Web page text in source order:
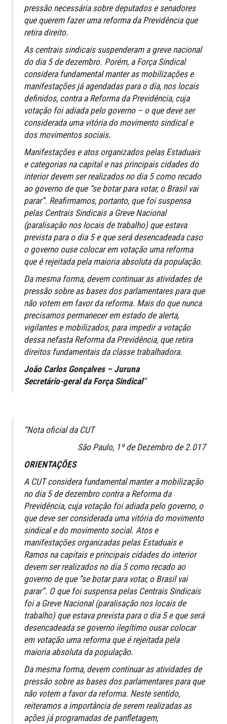
pressão necessária sobre deputados e senadores
que querem fazer uma reforma da Previdência que
retira direito.
As centrais sindicais suspenderam a greve nacional
do dia 5 de dezembro. Porém, a Força Sindical
considera fundamental manter as mobilizações e
manifestações já agendadas para o dia, nos locais
definidos, contra a Reforma da Previdência, cuja
votação foi adiada pelo governo – o que deve ser
considerada uma vitória do movimento sindical e
dos movimentos sociais.
Manifestações e atos organizados pelas Estaduais
e categorias na capital e nas principais cidades do
interior devem ser realizados no dia 5 como recado
ao governo de que “se botar para votar, o Brasil vai
parar”. Reafirmamos, portanto, que foi suspensa
pelas Centrais Sindicais a Greve Nacional
(paralisação nos locais de trabalho) que estava
prevista para o dia 5 e que será desencadeada caso
o governo ouse colocar em votação uma reforma
que é rejeitada pela maioria absoluta da população.
Da mesma forma, devem continuar as atividades de
pressão sobre as bases dos parlamentares para que
não votem em favor da reforma. Mais do que nunca
precisamos permanecer em estado de alerta,
vigilantes e mobilizados, para impedir a votação
dessa nefasta Reforma da Previdência, que retira
direitos fundamentais da classe trabalhadora.
João Carlos Gonçalves – Juruna
Secretário-geral da Força Sindical“
“Nota oficial da CUT
São Paulo, 1º de Dezembro de 2.017
ORIENTAÇÕES
A CUT considera fundamental manter a mobilização
no dia 5 de dezembro contra a Reforma da
Previdência, cuja votação foi adiada pelo governo, o
que deve ser considerada uma vitória do movimento
sindical e do movimento social. Atos e
manifestações organizadas pelas Estaduais e
Ramos na capitais e principais cidades do interior
devem ser realizados no dia 5 como recado ao
governo de que “se botar para votar, o Brasil vai
parar”. O que foi suspensa pelas Centrais Sindicais
foi a Greve Nacional (paralisação nos locais de
trabalho) que estava prevista para o dia 5 e que será
desencadeada se governo ilegítimo ousar colocar
em votação uma reforma que é rejeitada pela
maioria absoluta da população.
Da mesma forma, devem continuar as atividades de
pressão sobre as bases dos parlamentares para que
não votem a favor da reforma. Neste sentido,
reiteramos a importância de serem realizadas as
ações já programadas de panfletagem,